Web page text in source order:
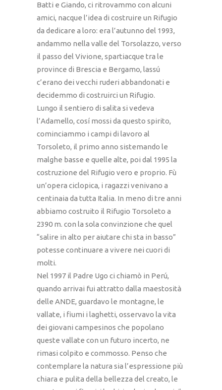
Batti e Giando, ci ritrovammo con alcuni
amici, nacque l’idea di costruire un Rifugio
da dedicare a loro: era l’autunno del 1993,
andammo nella valle del Torsolazzo, verso
il passo del Vivione, spartiacque tra le
province di Brescia e Bergamo, lassú
c’erano dei vecchi ruderi abbandonati e
decidemmo di costruirci un Rifugio.
Lungo il sentiero di salita si vedeva
l’Adamello, cosí mossi da questo spirito,
cominciammo i campi di lavoro al
Torsoleto, il primo anno sistemando le
malghe basse e quelle alte, poi dal 1995 la
costruzione del Rifugio vero e proprio. Fù
un’opera ciclopica, i ragazzi venivano a
centinaia da tutta Italia. In meno di tre anni
abbiamo costruito il Rifugio Torsoleto a
2390 m. con la sola convinzione che quel
“salire in alto per aiutare chi sta in basso”
potesse continuare a vivere nei cuori di
molti.
Nel 1997 il Padre Ugo ci chiamò in Perú,
quando arrivai fui attratto dalla maestosità
delle ANDE, guardavo le montagne, le
vallate, i fiumi i laghetti, osservavo la vita
dei giovani campesinos che popolano
queste vallate con un futuro incerto, ne
rimasi colpito e commosso. Penso che
contemplare la natura sia l’espressione più
chiara e pulita della bellezza del creato, le